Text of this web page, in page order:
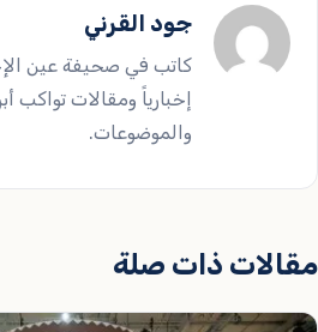
جود القرني
كاتب في صحيفة عين
إخبارياً ومقالات تواكب
والموضوعات.
مقالات ذات صلة